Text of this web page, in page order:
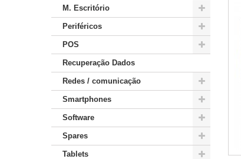
M. Escritório
Periféricos
POS
Recuperação Dados
Redes / comunicação
Smartphones
Software
Spares
Tablets